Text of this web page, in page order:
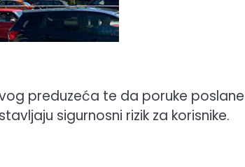
preduzeća te da poruke
sigurnosni rizik za korisnike.